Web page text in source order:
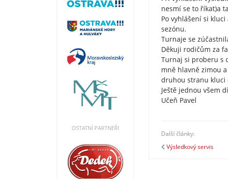
OSTATNÍ PARTNEŘI
nesmí se to říkat)a
Po vyhlášení si
sezónu.
Turnaje se
Děkuji rodičům za
Turnaj si proberu s
mně hlavně zimou
druhou stranu kluci
Ještě jednou všem
Učeň Pavel
Další články:
Výsledkový servis